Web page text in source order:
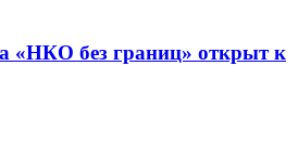
«НКО без границ» открыт к